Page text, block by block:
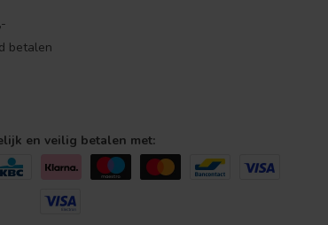
betalen
en veilig betalen met: